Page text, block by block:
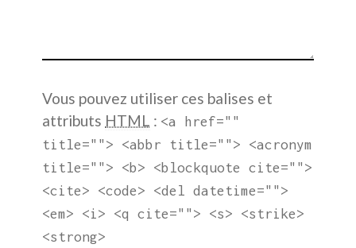
Vous pouvez utiliser ces balises et
attributs HTML : <a href=""
title=""> <abbr title=""> <acronym
title=""> <b> <blockquote cite="">
<cite> <code> <del datetime="">
<em> <i> <q cite=""> <s> <strike>
<strong>